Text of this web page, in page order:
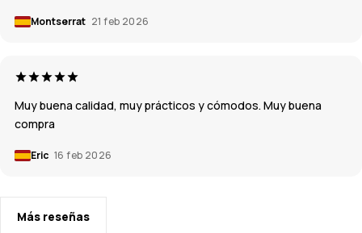
Montserrat 21 feb 2026
Muy buena calidad, muy prácticos y cómodos. Muy buena
compra
Eric 16 feb 2026
Más reseñas